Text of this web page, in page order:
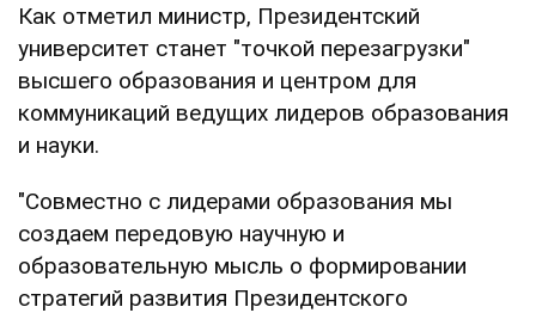
Как отметил министр, Президентский
университет станет "точкой перезагрузки"
высшего образования и центром для
коммуникаций ведущих лидеров образования
и науки.
"Совместно с лидерами образования мы
создаем передовую научную и
образовательную мысль о формировании
стратегий развития Президентского